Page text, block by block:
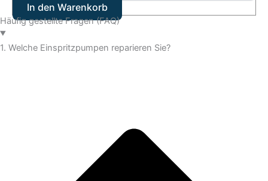
In den Warenkorb
Häufig gestellte Fragen (FAQ)
1. Welche Einspritzpumpen reparieren Sie?